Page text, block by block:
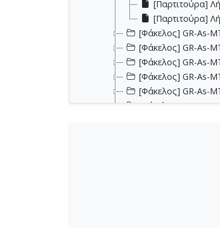
[Παρτιτούρα]
[Παρτιτούρα]
[Φάκελος] GR-As-
[Φάκελος] GR-As-
[Φάκελος] GR-As-
[Φάκελος] GR-As-
[Φάκελος] GR-As-
[Φάκελος] GR-As-
[Φάκελος] GR-As-
[Φάκελος] GR-As-
[Φάκελος] GR-As-
[Φάκελος] GR-As-
[Φάκελος] GR-As-
[Φάκελος] GR-As-
[Φάκελος] GR-As-